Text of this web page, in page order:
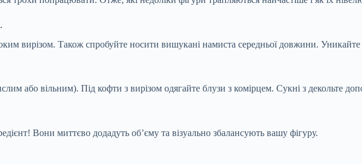
вирізом. Також спробуйте носити вишукані намиста середньої довжини.
або вільним). Під кофти з вирізом одягайте блузи з комірцем. Сукні з
Вони миттєво додадуть об’єму та візуально збалансують вашу фігуру.